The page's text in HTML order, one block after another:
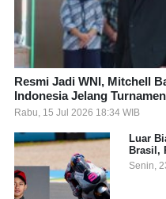
Resmi Jadi WNI, Mitchell
Indonesia Jelang
Rabu, 15 Jul 2026 18:34 WIB
Luar
Brasil,
Grand
Senin,